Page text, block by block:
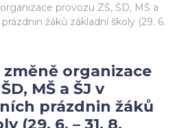
provozu ZŠ, ŠD, MŠ a
žáků základní školy (29. 6.
organizace
MŠ a ŠJ v
prázdnin žáků
(29. 6. – 31. 8.